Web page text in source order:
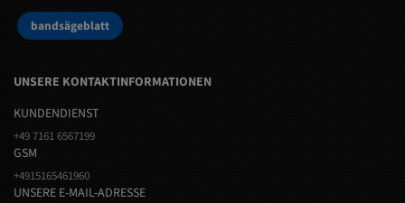
bandsägeblatt
UNSERE KONTAKTINFORMATIONEN
KUNDENDIENST
+49 7161 6567199
GSM
+4915165461960
UNSERE E-MAIL-ADRESSE